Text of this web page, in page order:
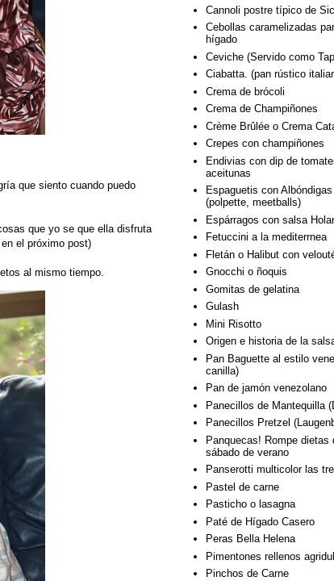
que siento cuando puedo
que yo se que ella disfruta
el próximo post)
al mismo tiempo.
Cannoli postre típico de
Cebollas caramelizadas
hígado
Ceviche (Servido como
Ciabatta. (pan rústico
Crema de brócoli
Crema de Champiñones
Crème Brûlée o Crema
Crepes con champiñones
Endivias con dip de
aceitunas
Espaguetis con
(polpette, meetballs)
Espárragos con salsa
Fetuccini a la mediterrnea
Fletán o Halibut con
Gnocchi o ñoquis
Gomitas de gelatina
Gulash
Mini Risotto
Origen e historia de la
Pan Baguette al estilo
canilla)
Pan de jamón venezolano
Panecillos de Mantequilla
Panecillos Pretzel
Panquecas! Rompe dietas
sábado de verano
Panserotti multicolor las
Pastel de carne
Pasticho o lasagna
Paté de Hígado Casero
Peras Bella Helena
Pimentones rellenos
Pinchos de Carne